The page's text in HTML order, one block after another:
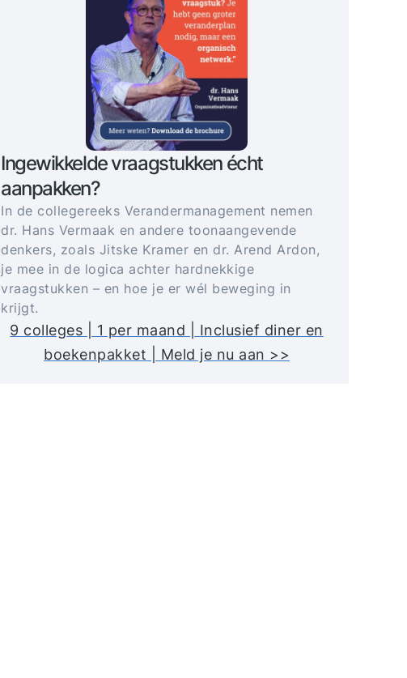
Ingewikkelde vraagstukken écht
aanpakken?
In de collegereeks Verandermanagement nemen
dr. Hans Vermaak en andere toonaangevende
denkers, zoals Jitske Kramer en dr. Arend Ardon,
je mee in de logica achter hardnekkige
vraagstukken – en hoe je er wél beweging in
krijgt.
9 colleges | 1 per maand | Inclusief diner en
boekenpakket | Meld je nu aan >>